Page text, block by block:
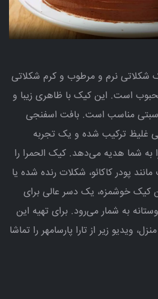
شکلاتی نرم و مرطوب و کرم شکلاتی
است. این کیک با ظاهری زیبا و
مناسب است. بافت اسفنجی
غلیظ ترکیب شده و یک تجربه
شما هدیه می‌دهد. کیک الحمرا را
پودر کاکائو، شکلات رنده شده یا
کیک خوشمزه، یک دسر عالی برای
به شمار می‌رود. برای تهیه این
ویدیو زیر از تارا پارسامهر را تماشا